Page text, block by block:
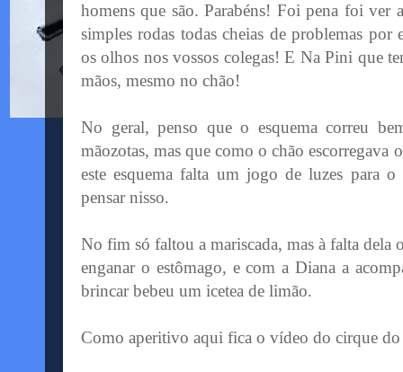
homens que são. Parabéns! Foi pena foi ver
simples rodas todas cheias de problemas por
os olhos nos vossos colegas! E NaPini que
mãos, mesmo no chão!
No geral, penso que o esquema correu
mãozotas, mas que como o chão escorregava
este esquema falta um jogo de luzes para
pensar nisso.
No fim só faltou a mariscada, mas à falta dela
enganar o estômago, e com a Diana a
brincar bebeu um icetea de limão.
Como aperitivo aqui fica o vídeo do cirque do